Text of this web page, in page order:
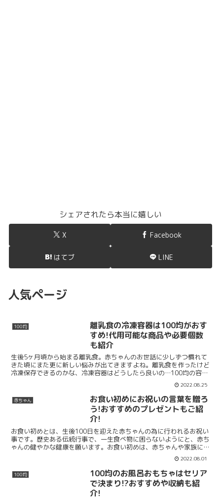
シェアされたら本当に嬉しい
X Facebook
はてブ LINE
人気ページ
100均
離乳食の冷凍容器は100均がおす
すめ!代用可能な商品や必要個数
も紹介
生後5ヶ月頃から始まる離乳食。赤ちゃんのお世話に少しずつ慣れて
きた頃にまた更に新しい悩みが出てきますよね。離乳食を作ったけど
冷凍保存できるのかな、冷凍容器はどうしたら良いの…100均の容器
ってどうなんだろう?そもそも冷凍して良いの?初めての... 2022.08.25
赤ちゃん
お食い初めにお祝いの言葉を贈ろ
う!おすすめのプレゼントもご紹
介!
お食い初めとは、生後100日を迎えた赤ちゃんの為に行われるお祝い
事です。歴史ある伝統行事で、一生食べ物に困らないようにと、赤ち
ゃんの健やかな健康を願います。お食い初めは、赤ちゃんや家族にと
って生まれて初めてのお祝い事でもあり、一生に一度きり...2022.08.01
100均
100均のお風呂おもちゃはセリア
で決まり!?おすすめや収納も紹
介!